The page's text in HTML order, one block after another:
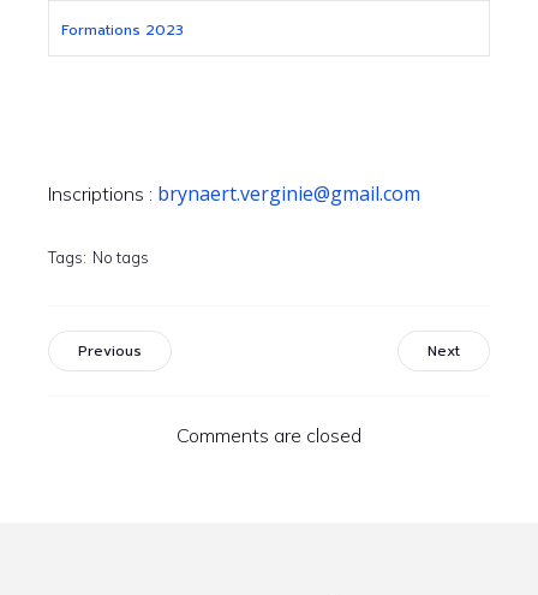
Formations 2023
Inscriptions : brynaert.verginie@gmail.com
Tags: No tags
Previous Next
Comments are closed